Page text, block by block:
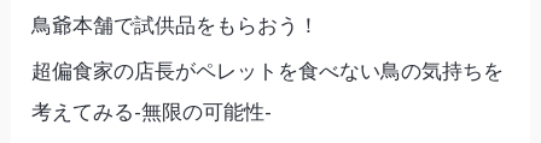
鳥爺本舗で試供品をもらおう！
超偏食家の店長がペレットを食べない鳥の気持ちを
考えてみる-無限の可能性-